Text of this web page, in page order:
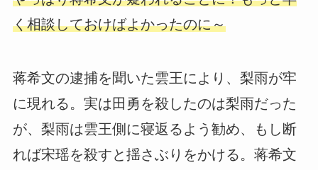
く相談しておけばよかったのに～
蒋希文の逮捕を聞いた雲王により、梨雨が牢
に現れる。実は田勇を殺したのは梨雨だった
が、梨雨は雲王側に寝返るよう勧め、もし断
れば宋瑶を殺すと揺さぶりをかける。蒋希文